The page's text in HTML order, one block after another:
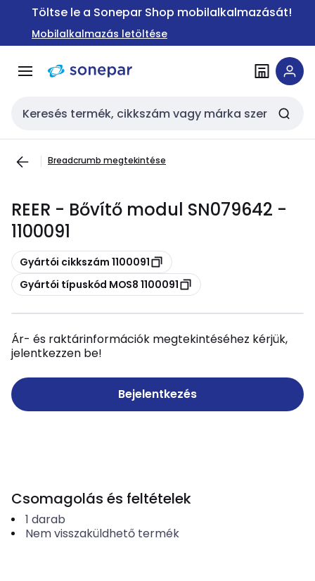
Ugrás a
Ugrás a
tartalomra
Töltse le a Sonepar Shop mobilalkalmazását!
Mobilalkalmazás letöltése
Keresési bemenet
Breadcrumb megtekintése
REER - Bővítő modul SN079642 -
1100091
Másolás
Gyártói cikkszám 1100091
Másolás
Gyártói típuskód MOS8 1100091
Ár- és raktárinformációk megtekintéséhez kérjük,
jelentkezzen be!
Bejelentkezés
Csomagolás és feltételek
1 darab
Nem visszaküldhető termék